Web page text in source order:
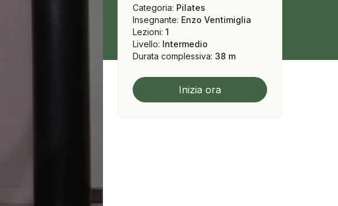
Categoria: Pilates
Insegnante: Enzo Ventimiglia
Lezioni: 1
Livello: Intermedio
Durata complessiva: 38 m
Inizia ora